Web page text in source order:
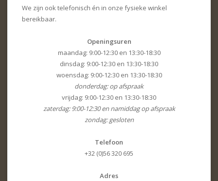
We zijn ook telefonisch én in onze fysieke winkel
bereikbaar.
Openingsuren
maandag: 9:00-12:30 en 13:30-18:30
dinsdag: 9:00-12:30 en 13:30-18:30
woensdag: 9:00-12:30 en 13:30-18:30
donderdag: op afspraak
vrijdag: 9:00-12:30 en 13:30-18:30
zaterdag: 9:00-12:30 en namiddag op afspraak
zondag: gesloten
Telefoon
+32 (0)56 320 695
Adres